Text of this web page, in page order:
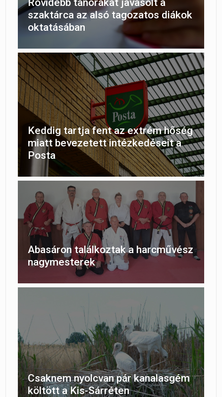
Rövidebb tanórákat javasolt a
szaktárca az alsó tagozatos diákok
oktatásában
Keddig tartja fent az extrém hőség
miatt bevezetett intézkedéseit a
Posta
Abasáron találkoztak a harcművész
nagymesterek
Csaknem nyolcvan pár kanalasgém
költött a Kis-Sárréten